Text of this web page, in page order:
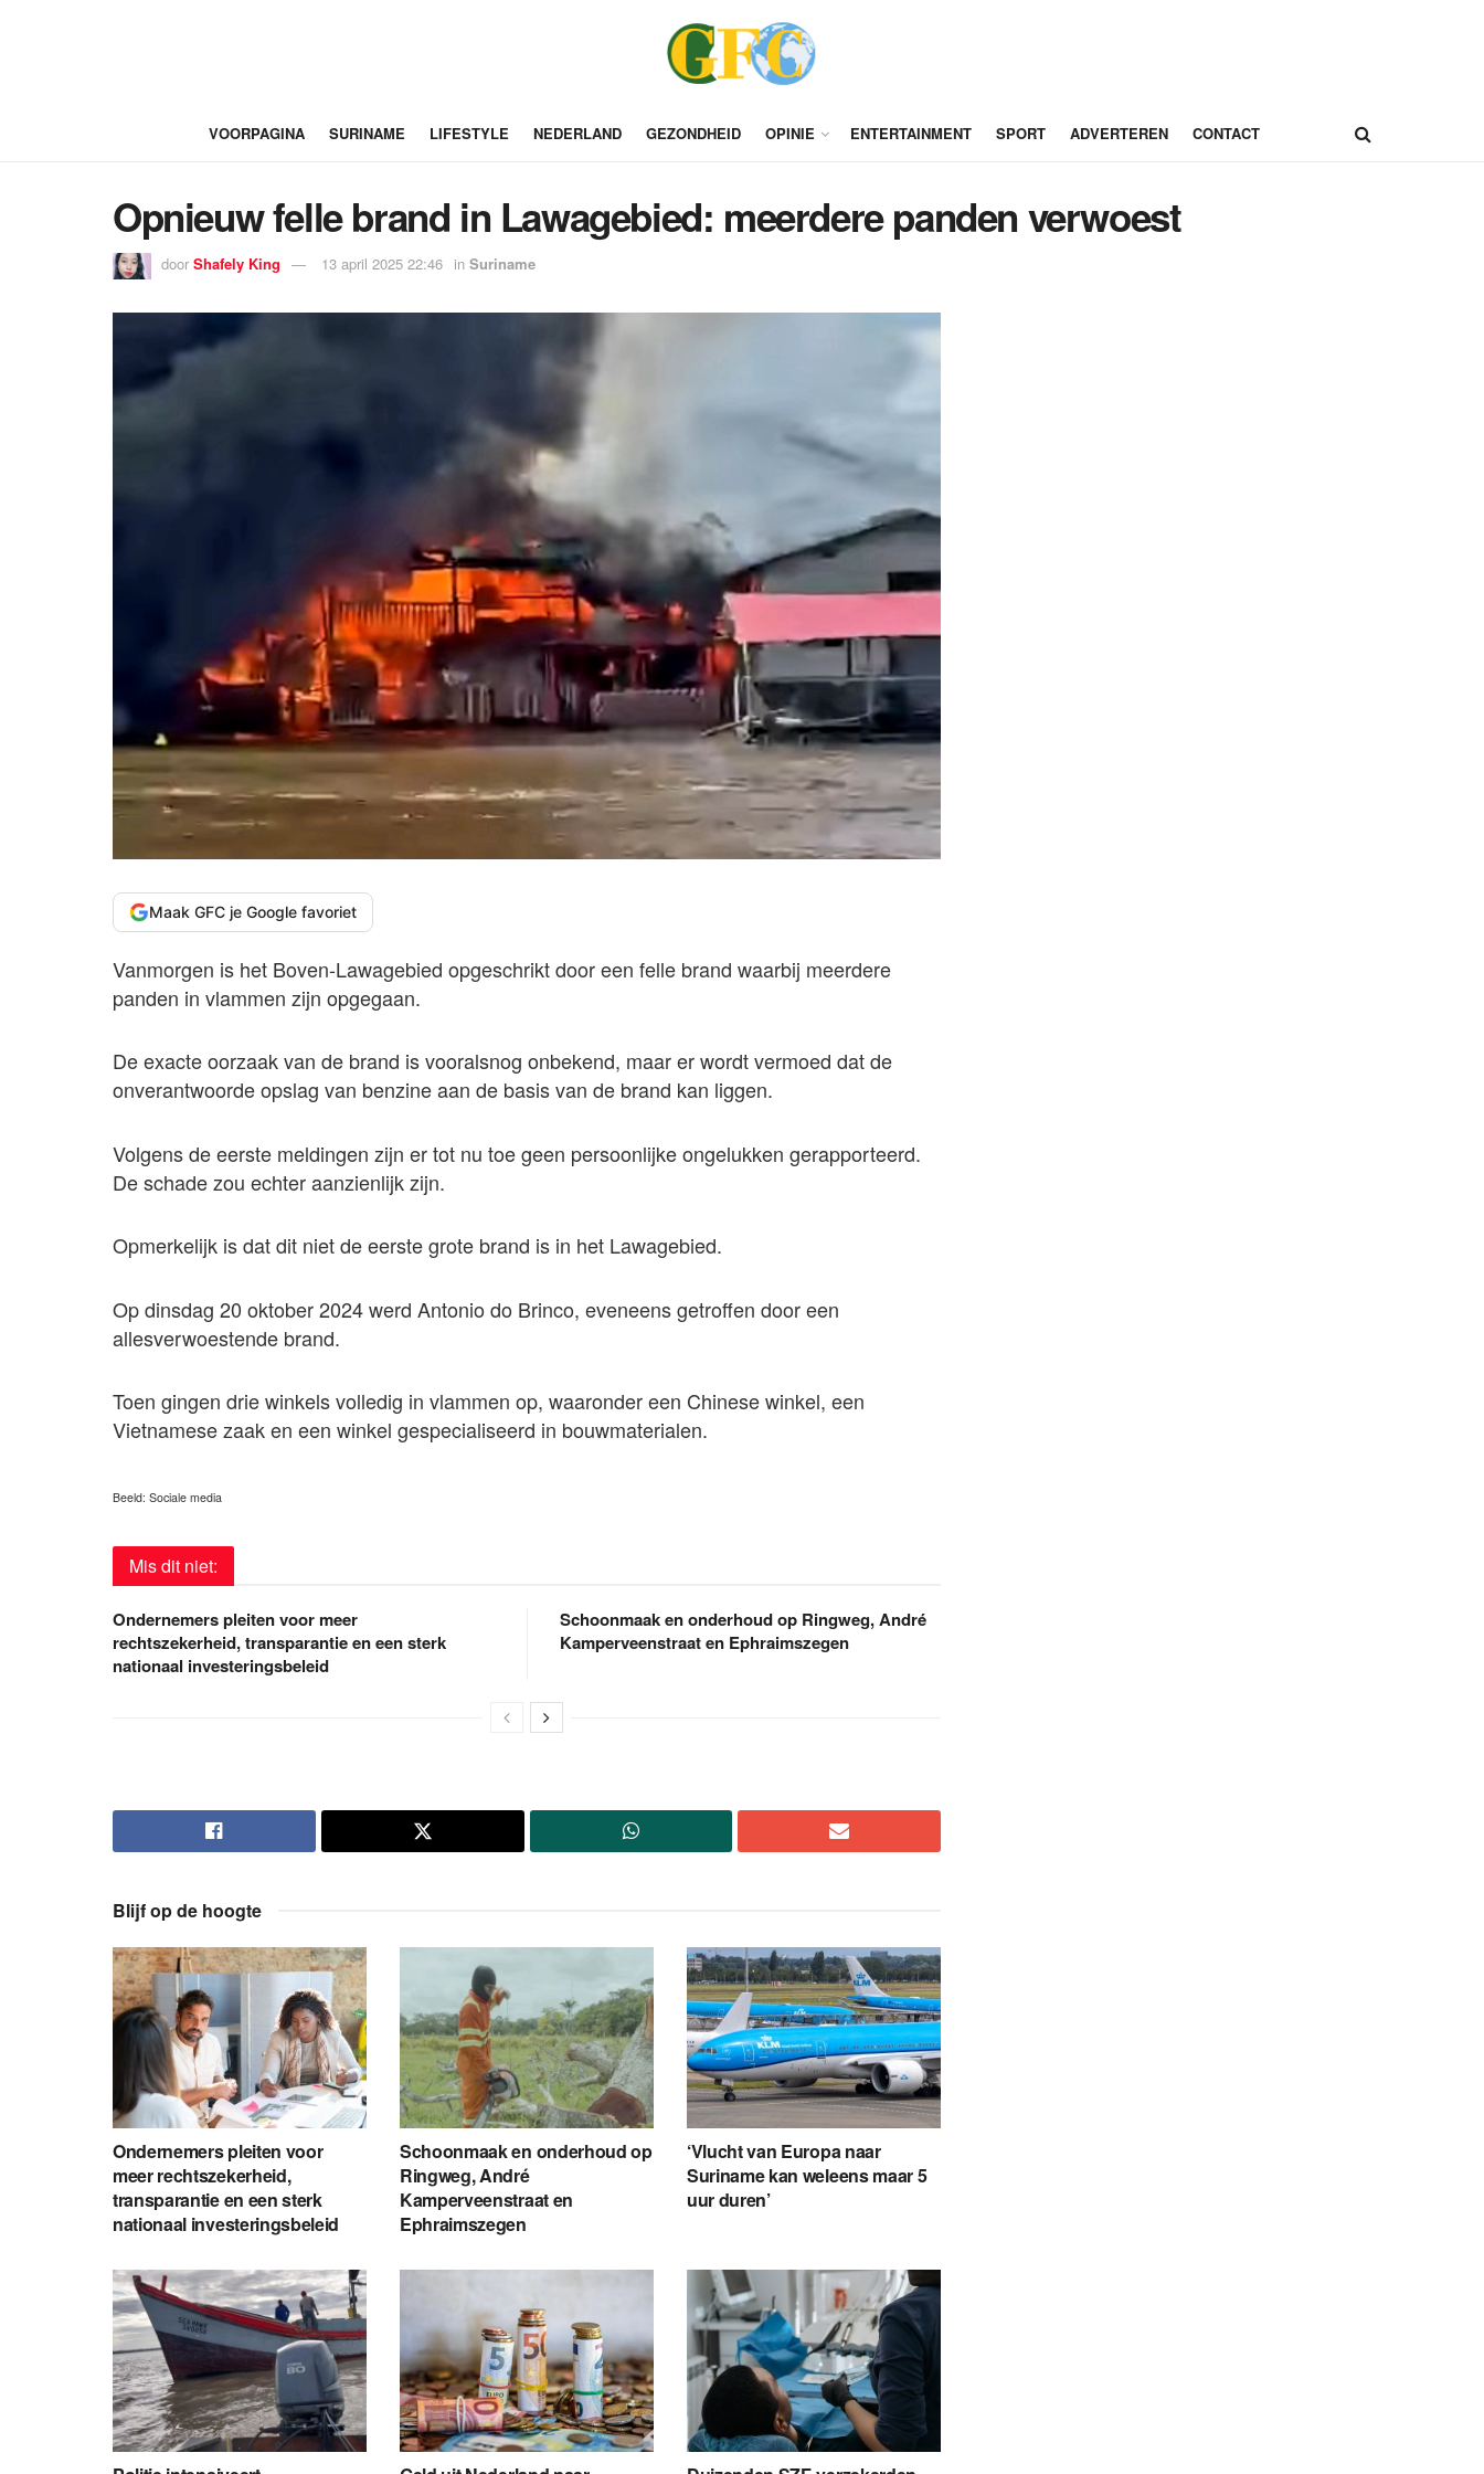
VOORPAGINA SURINAME LIFESTYLE NEDERLAND GEZONDHEID OPINIE ENTERTAINMENT SPORT ADVERTEREN CONTACT
Opnieuw felle brand in Lawagebied: meerdere panden verwoest
door Shafely King 13 april 2025 22:46 in Suriname
Maak GFC je Google favoriet
Vanmorgen is het Boven-Lawagebied opgeschrikt door een felle brand waarbij meerdere
panden in vlammen zijn opgegaan.
De exacte oorzaak van de brand is vooralsnog onbekend, maar er wordt vermoed dat de
onverantwoorde opslag van benzine aan de basis van de brand kan liggen.
Volgens de eerste meldingen zijn er tot nu toe geen persoonlijke ongelukken gerapporteerd.
De schade zou echter aanzienlijk zijn.
Opmerkelijk is dat dit niet de eerste grote brand is in het Lawagebied.
Op dinsdag 20 oktober 2024 werd Antonio do Brinco, eveneens getroffen door een
allesverwoestende brand.
Toen gingen drie winkels volledig in vlammen op, waaronder een Chinese winkel, een
Vietnamese zaak en een winkel gespecialiseerd in bouwmaterialen.
Beeld: Sociale media
Mis dit niet:
Ondernemers pleiten voor meer
rechtszekerheid, transparantie en een sterk
nationaal investeringsbeleid
Schoonmaak en onderhoud op Ringweg, André
Kamperveenstraat en Ephraimszegen
Blijf op de hoogte
Ondernemers pleiten voor
meer rechtszekerheid,
transparantie en een sterk
nationaal investeringsbeleid
Schoonmaak en onderhoud op
Ringweg, André
Kamperveenstraat en
Ephraimszegen
‘Vlucht van Europa naar
Suriname kan weleens maar 5
uur duren’